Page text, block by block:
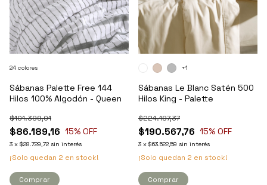
TU CASA CON OTRA
ENERGÍA
EL PLACER DE LLEGAR A CASA Y QUE TODO ESTÉ
EXACTAMENTE COMO TE GUSTA.
Sábanas Palette Free 144
Hilos 100% Algodón - Queen
$86.189,16
$101.399,01
15% OFF
3 x $28.729,72 sin interés
¡Solo quedan 2 en stock!
24 colores
Comprar
Sábanas Le Blanc Satén 500
Hilos King - Palette
$190.567,76
$224.197,37
15% OFF
3 x $63.522,59 sin interés
¡Solo quedan 2 en stock!
+1
Comprar